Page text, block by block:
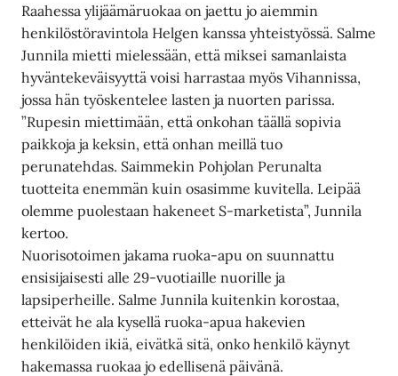
Raahessa ylijäämäruokaa on jaettu jo aiemmin
henkilöstöravintola Helgen kanssa yhteistyössä. Salme
Junnila mietti mielessään, että miksei samanlaista
hyväntekeväisyyttä voisi harrastaa myös Vihannissa,
jossa hän työskentelee lasten ja nuorten parissa.
”Rupesin miettimään, että onkohan täällä sopivia
paikkoja ja keksin, että onhan meillä tuo
perunatehdas. Saimmekin Pohjolan Perunalta
tuotteita enemmän kuin osasimme kuvitella. Leipää
olemme puolestaan hakeneet S-marketista”, Junnila
kertoo.
Nuorisotoimen jakama ruoka-apu on suunnattu
ensisijaisesti alle 29-vuotiaille nuorille ja
lapsiperheille. Salme Junnila kuitenkin korostaa,
etteivät he ala kysellä ruoka-apua hakevien
henkilöiden ikiä, eivätkä sitä, onko henkilö käynyt
hakemassa ruokaa jo edellisenä päivänä.